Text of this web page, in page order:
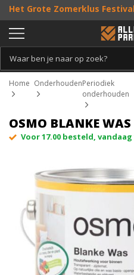
Het Grote Zomerklus
bestelling vanaf €25, en
Persoonlijk & gratis advies:013 -
Home OnderhoudenPeriodiek
onderhouden
OSMO BLANKE WAS
Voor 17.00 besteld,